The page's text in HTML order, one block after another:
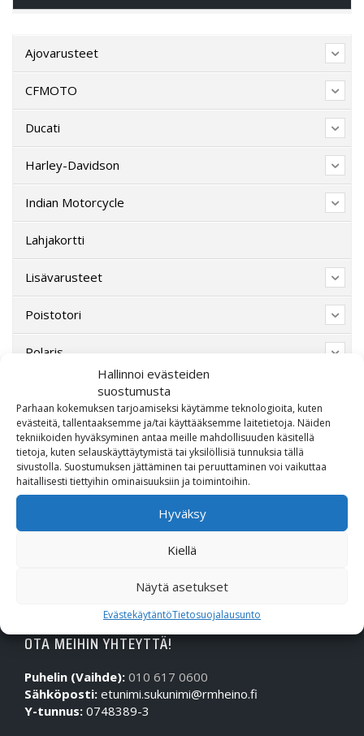
Hallinnoi evästeiden
suostumusta
Parhaan kokemuksen tarjoamiseksi käytämme teknologioita, kuten
evästeitä, tallentaaksemme ja/tai käyttääksemme laitetietoja. Näiden
tekniikoiden hyväksyminen antaa meille mahdollisuuden käsitellä
tietoja, kuten selauskäyttäytymistä tai yksilöllisiä tunnuksia tällä
sivustolla. Suostumuksen jättäminen tai peruuttaminen voi vaikuttaa
haitallisesti tiettyihin ominaisuuksiin ja toimintoihin.
Hyväksy
Kiellä
Näytä asetukset
EvästekäytäntöTietosuojalausunto
Ajovarusteet
CFMOTO
Ducati
Harley-Davidson
Indian Motorcycle
Lahjakortti
Lisävarusteet
Poistotori
Polaris
SW-Motech
Varaosat/Sekalaiset
OTA MEIHIN YHTEYTTÄ!
Puhelin (Vaihde): 010 617 0600
Sähköposti: etunimi.sukunimi@rmheino.fi
Y-tunnus: 0748389-3